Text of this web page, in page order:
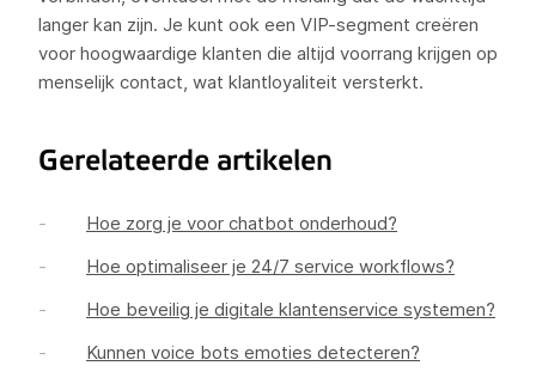
langer kan zijn. Je kunt ook een VIP-segment creëren
voor hoogwaardige klanten die altijd voorrang krijgen op
menselijk contact, wat klantloyaliteit versterkt.
Gerelateerde artikelen
Hoe zorg je voor chatbot onderhoud?
Hoe optimaliseer je 24/7 service workflows?
Hoe beveilig je digitale klantenservice systemen?
Kunnen voice bots emoties detecteren?